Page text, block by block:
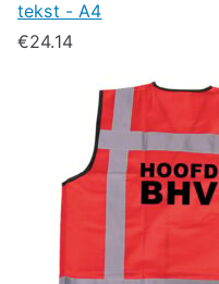
tekst - A4
€24.14